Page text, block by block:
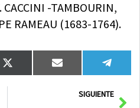
CACCINI -TAMBOURIN,
RAMEAU (1683-1764).
Compartir
en
X
(Twitter)
Compartir
en
Email
en
SIGUIENTE